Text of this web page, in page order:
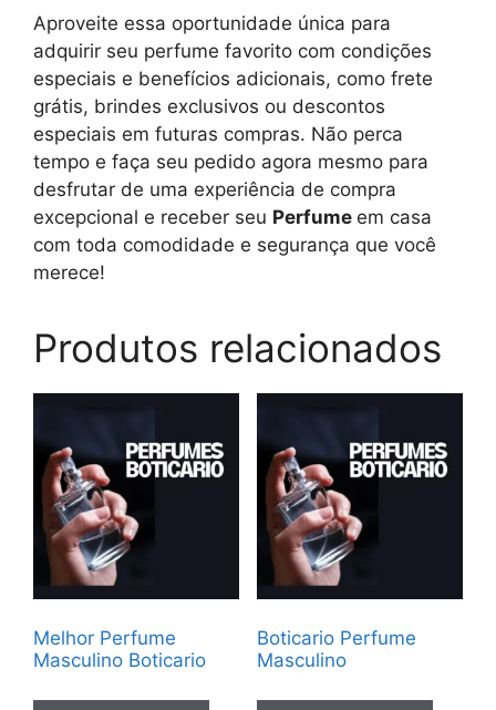
Aproveite essa oportunidade única para
adquirir seu perfume favorito com condições
especiais e benefícios adicionais, como frete
grátis, brindes exclusivos ou descontos
especiais em futuras compras. Não perca
tempo e faça seu pedido agora mesmo para
desfrutar de uma experiência de compra
excepcional e receber seu Perfume em casa
com toda comodidade e segurança que você
merece!
Produtos relacionados
Melhor Perfume
Masculino Boticario
Boticario Perfume
Masculino